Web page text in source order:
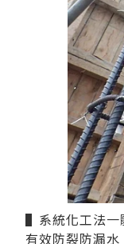
▌系統化工法一
有效防裂防漏水